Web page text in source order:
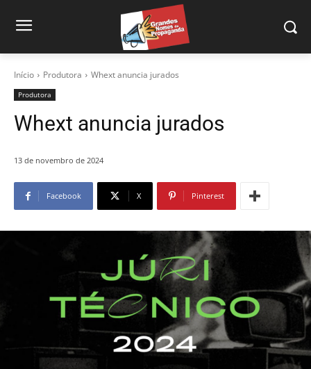
Início Produtora Whext anuncia jurados
Produtora
Whext anuncia jurados
13 de novembro de 2024
Facebook X Pinterest